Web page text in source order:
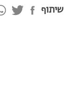
שיתוף